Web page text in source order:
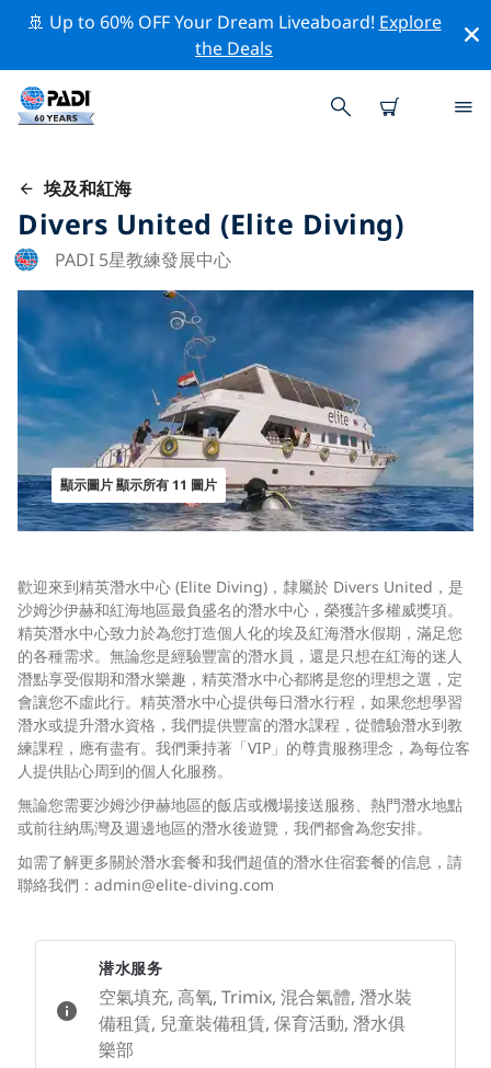
🚢 Up to 60% OFF Your Dream Liveaboard! Explore
the Deals
埃及和紅海
Divers United (Elite Diving)
PADI 5星教練發展中心
顯示圖片 顯示所有 11 圖片
歡迎來到精英潛水中心 (Elite Diving)，隸屬於 Divers United，是
沙姆沙伊赫和紅海地區最負盛名的潛水中心，榮獲許多權威獎項。
精英潛水中心致力於為您打造個人化的埃及紅海潛水假期，滿足您
的各種需求。無論您是經驗豐富的潛水員，還是只想在紅海的迷人
潛點享受假期和潛水樂趣，精英潛水中心都將是您的理想之選，定
會讓您不虛此行。精英潛水中心提供每日潛水行程，如果您想學習
潛水或提升潛水資格，我們提供豐富的潛水課程，從體驗潛水到教
練課程，應有盡有。我們秉持著「VIP」的尊貴服務理念，為每位客
人提供貼心周到的個人化服務。
無論您需要沙姆沙伊赫地區的飯店或機場接送服務、熱門潛水地點
或前往納馬灣及週邊地區的潛水後遊覽，我們都會為您安排。
如需了解更多關於潛水套餐和我們超值的潛水住宿套餐的信息，請
聯絡我們： admin@elite-diving.com
潜水服务
空氣填充, 高氧, Trimix, 混合氣體, 潛水裝
備租賃, 兒童裝備租賃, 保育活動, 潛水俱
樂部